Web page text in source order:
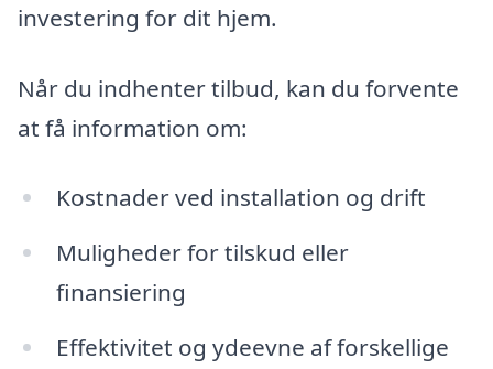
investering for dit hjem.
Når du indhenter tilbud, kan du forvente
at få information om:
Kostnader ved installation og drift
Muligheder for tilskud eller
finansiering
Effektivitet og ydeevne af forskellige